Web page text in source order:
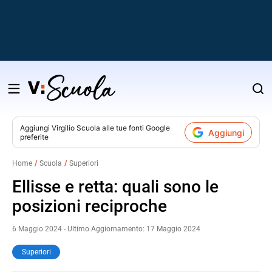
Salta
contenuto
Aggiungi Virgilio Scuola alle tue fonti Google
preferite
Aggiungi
Home Scuola Superiori
Ellisse e retta: quali sono le
posizioni reciproche
6 Maggio 2024 - Ultimo Aggiornamento: 17 Maggio 2024
Superiori